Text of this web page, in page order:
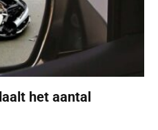
het aantal